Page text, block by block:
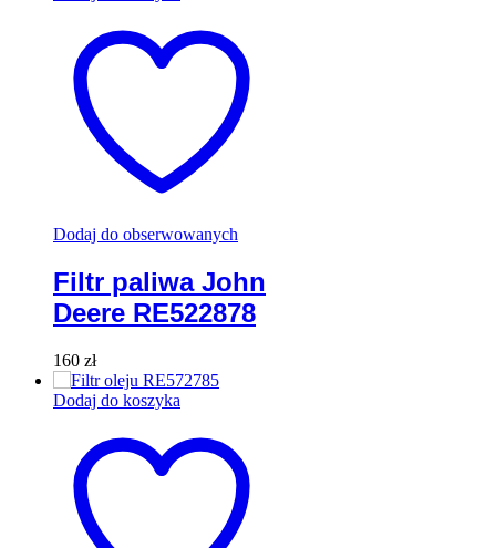
Dodaj do obserwowanych
Filtr paliwa John
Deere RE522878
160 zł
Dodaj do koszyka